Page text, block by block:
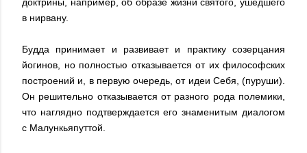
в нирвану.
Будда принимает и развивает и практику созерцания
йогинов, но полностью отказывается от их философских
построений и, в первую очередь, от идеи Себя, (пуруши).
Он решительно отказывается от разного рода полемики,
что наглядно подтверждается его знаменитым диалогом
с Малункьяпуттой.